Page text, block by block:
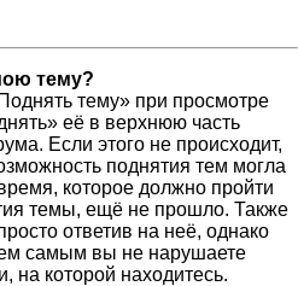
тему?
тему» при просмотре
её в верхнюю часть
Если этого не происходит,
поднятия тем могла
которое должно пройти
темы, ещё не прошло. Также
ответив на неё, однако
самым вы не нарушаете
на которой находитесь.